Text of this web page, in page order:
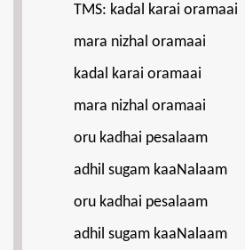
TMS: kadal karai oramaai
mara nizhal oramaai
kadal karai oramaai
mara nizhal oramaai
oru kadhai pesalaam
adhil sugam kaaNalaam
oru kadhai pesalaam
adhil sugam kaaNalaam